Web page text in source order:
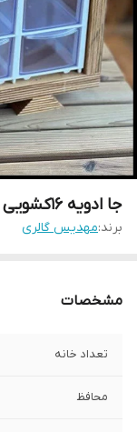
جا ادویه 16کشویی چوبی(مقسم 16کشویی چوبی نرده دار)
برند:مهدیس گالری
مشخصات
تعداد خانه
محافظ